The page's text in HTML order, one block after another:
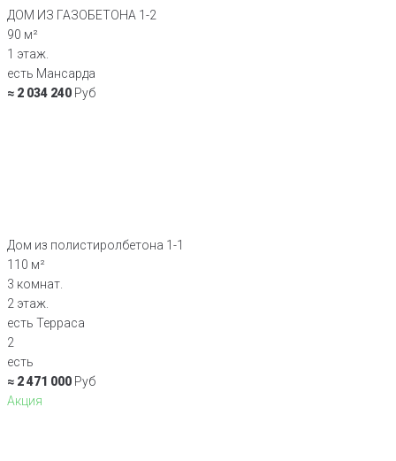
ДОМ ИЗ ГАЗОБЕТОНА 1-2
90 м²
1 этаж.
есть Мансарда
≈ 2 034 240 Руб
Дом из полистиролбетона 1-1
110 м²
3 комнат.
2 этаж.
есть Терраса
2
есть
≈ 2 471 000 Руб
Акция